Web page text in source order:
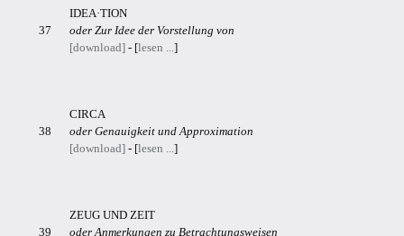
37
IDEA·TION
oder Zur Idee der Vorstellung von
[download] - [lesen ...]
38
CIRCA
oder Genauigkeit und Approximation
[download] - [lesen ...]
39
ZEUG UND ZEIT
oder Anmerkungen zu Betrachtungsweisen